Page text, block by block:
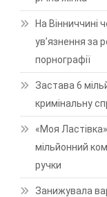
На Вінниччині
ув’язнення за
порнографії
Застава 6
кримінальну
«Моя Ластівка»
мільйонний
ручки
Занижувала